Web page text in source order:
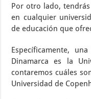
Por otro lado,
en cualquier
de educación que
Específicamente,
Dinamarca es la
contaremos cuáles
Universidad de